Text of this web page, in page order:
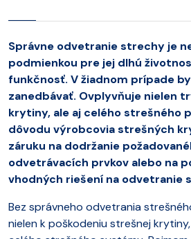
Správne odvetranie strechy je
podmienkou pre jej dlhú
funkčnosť. V žiadnom prípade
zanedbávať. Ovplyvňuje nielen
krytiny, ale aj celého strešného
dôvodu výrobcovia strešných
záruku na dodržanie
odvetrávacích prvkov alebo na
vhodných riešení na odvetranie
Bez správneho odvetrania
nielen k poškodeniu strešnej